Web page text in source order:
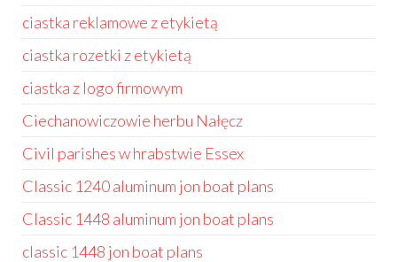
ciastka reklamowe z etykietą
ciastka rozetki z etykietą
ciastka z logo firmowym
Ciechanowiczowie herbu Nałęcz
Civil parishes w hrabstwie Essex
Classic 1240 aluminum jon boat plans
Classic 1448 aluminum jon boat plans
classic 1448 jon boat plans